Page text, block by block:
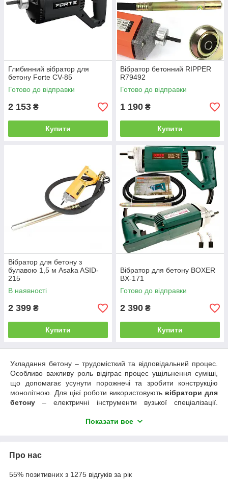
Глибинний вібратор для
бетону Forte CV-85
Готово до відправки
2 153 ₴
Купити
Вібратор бетонний RIPPER
R79492
Готово до відправки
1 190 ₴
Купити
Вібратор для бетону з
булавою 1,5 м Asaka ASID-
215
В наявності
2 399 ₴
Купити
Вібратор для бетону BOXER
BX-171
Готово до відправки
2 390 ₴
Купити
Укладання бетону – трудомісткий та відповідальний процес.
Особливо важливу роль відіграє процес ущільнення суміші,
що допомагає усунути порожнечі та зробити конструкцію
монолітною. Для цієї роботи використовують вібратори для
бетону – електричні інструменти вузької спеціалізації.
бетонників та допомагає отримати максимально якісний
що складається з електромотора, вібробулави та гнучкого
Показати все
Про нас
55% позитивних з 1275 відгуків за рік